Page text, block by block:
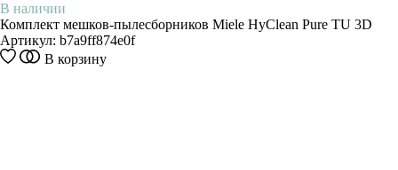
В наличии
Комплект мешков-пылесборников Miele HyClean Pure TU 3D
Артикул: b7a9ff874e0f
В корзину